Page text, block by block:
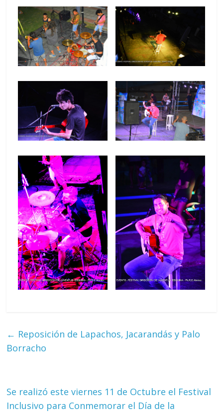
← Reposición de Lapachos, Jacarandás y Palo
Borracho
Se realizó este viernes 11 de Octubre el Festival
Inclusivo para Conmemorar el Día de la